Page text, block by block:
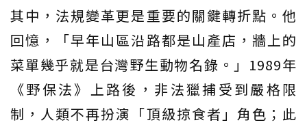
其中，法規變革更是重要的關鍵轉折點。他
回憶，「早年山區沿路都是山產店，牆上的
菜單幾乎就是台灣野生動物名錄。」1989年
《野保法》上路後，非法獵捕受到嚴格限
制，人類不再扮演「頂級掠食者」角色；此